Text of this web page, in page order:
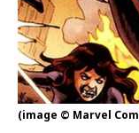
(image © Marvel